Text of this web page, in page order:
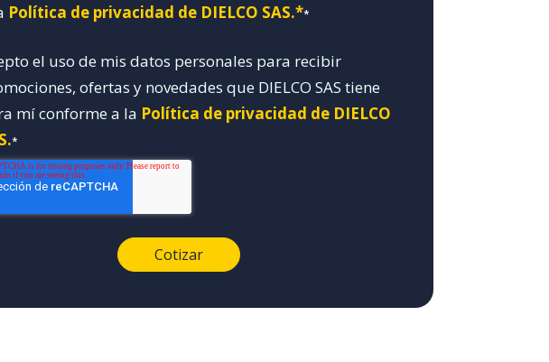
Política de privacidad de DIELCO SAS.**
el uso de mis datos personales para recibir
ofertas y novedades que DIELCO SAS tiene
mí conforme a la Política de privacidad de DIELCO
*